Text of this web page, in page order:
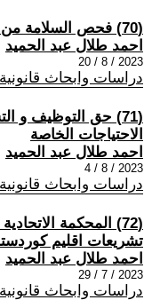
(70) فحص السلامة من الادمان ... شرط للتوظيف
احمد طلال عبد الحميد
2023 / 8 / 20
دراسات وابحاث قانونية
(71) حق التوظيف و
الاحتياجات الخاصة
احمد طلال عبد الحميد
2023 / 8 / 4
دراسات وابحاث قانونية
(72) المحكمة
تشريعات اقليم
احمد طلال عبد الحميد
2023 / 7 / 29
دراسات وابحاث قانونية